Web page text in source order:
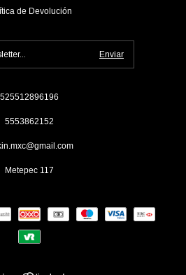
de Devolución
525512896196
5553862152
Metepec 117